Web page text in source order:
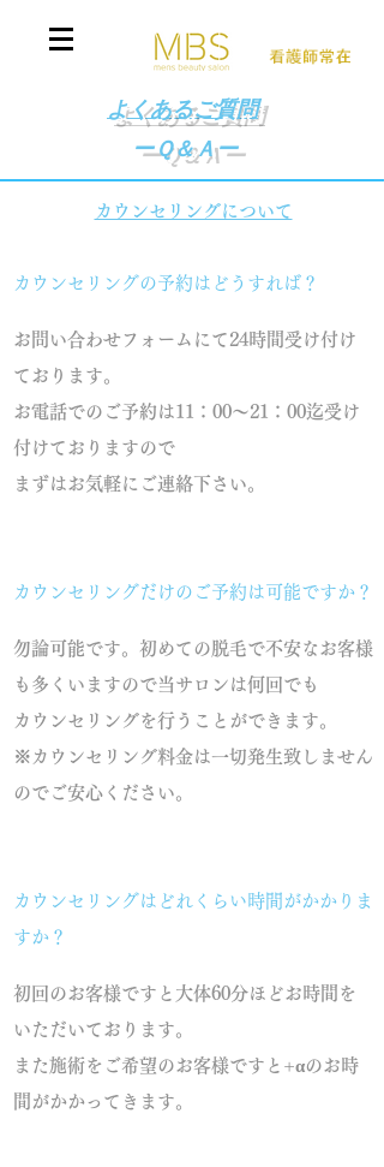
​よくあるご質問
ーＱ＆Ａー
カウンセリングについて
カウンセリングの予約はどうすれば？
お問い合わせフォームにて24時間受け付け
ております。
お電話でのご予約は11：00～21：00迄受け
付けておりますので
まずはお気軽にご連絡下さい。
カウンセリングだけのご予約は可能ですか？
勿論可能です。初めての脱毛で不安なお客様
も多くいますので当サロンは何回でも
カウンセリングを行うことができます。
※カウンセリング料金は一切発生致しません
のでご安心ください。
カウンセリングはどれくらい時間がかかりま
すか？
初回のお客様ですと大体60分ほどお時間を
いただいております。
また施術をご希望のお客様ですと+αのお時
間がかかってきます。